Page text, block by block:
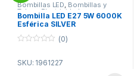
Bombillas LED, Bombillas y
Tubos ,Electricidad
Bombilla LED E27 5W 6000K
Esférica SILVER
u
(0)
SKU: 1961227